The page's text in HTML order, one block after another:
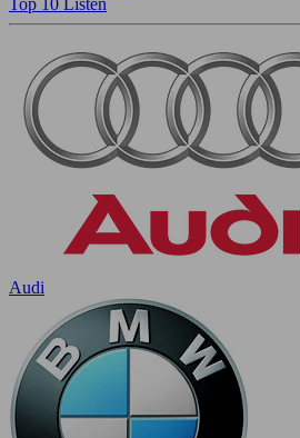
Top 10 Listen
Audi